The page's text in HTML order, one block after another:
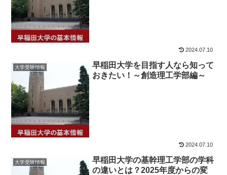
2024.07.10
大学受験情報
早稲田大学を目指す人なら知って
おきたい！～創造理工学部編～
2024.07.10
大学受験情報
早稲田大学の基幹理工学部の学科
の違いとは？2025年度からの変